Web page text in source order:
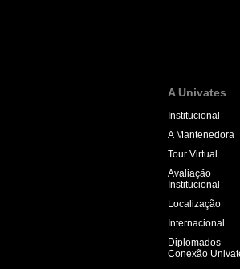
A Univates
Institucional
A Mantenedora
Tour Virtual
Avaliação
Institucional
Localização
Internacional
Diplomados -
Conexão